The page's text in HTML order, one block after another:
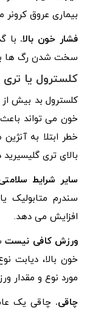
بیماری عروق
فشار خون بالا. با
سخت شدن رگ ها
کلسترول یا تری
خطر ابتلا به
بالای تری
سایر شرایط
سندرم متابولیک
افزایش می دهد.
ورزش کافی نیست
مورد نوع و مقدار
چاقی. چاقی یک